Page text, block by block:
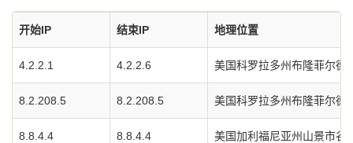
开始IP 结束IP 地理位置
4.2.2.1 4.2.2.6 美国科罗拉多州布隆菲尔德
8.2.208.5 8.2.208.5 美国科罗拉多州布隆菲尔德
8.8.4.4 8.8.4.4 美国加利福尼亚州山景市谷